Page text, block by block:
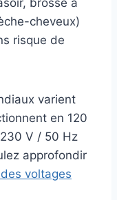
brosse à
cheveux)
risque de
varient
en 120
V / 50 Hz
approfondir
voltages